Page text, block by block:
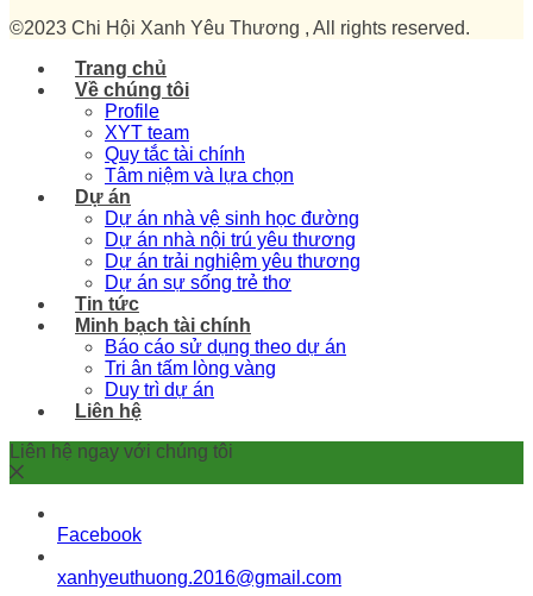
©2023 Chi Hội Xanh Yêu Thương , All rights reserved.
Trang chủ
Về chúng tôi
Profile
XYT team
Quy tắc tài chính
Tâm niệm và lựa chọn
Dự án
Dự án nhà vệ sinh học đường
Dự án nhà nội trú yêu thương
Dự án trải nghiệm yêu thương
Dự án sự sống trẻ thơ
Tin tức
Minh bạch tài chính
Báo cáo sử dụng theo dự án
Tri ân tấm lòng vàng
Duy trì dự án
Liên hệ
Liên hệ ngay với chúng tôi
Facebook
xanhyeuthuong.2016@gmail.com